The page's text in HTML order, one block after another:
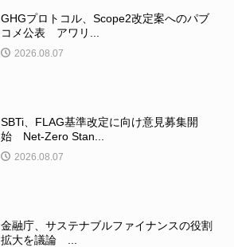
GHGプロトコル、Scope2改定案へのパブ
コメ公表 アワリ...
2026.08.07
SBTi、FLAG基準改定に向け意見募集開
始 Net-Zero Stan...
2026.08.07
金融庁、サステナブルファイナンスの役割
拡大を議論 ...